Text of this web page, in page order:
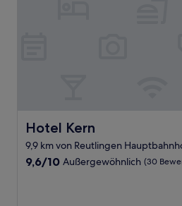
Hotel Kern
Hotel Kern
9,9 km von Reutlingen
9.6
9,6/10 Außergewöhnlich (30